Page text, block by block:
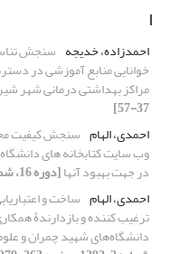
ا
احمدزاده، خدیجه سنجش
خوانایی منابع آموزشی در
مراکز بهداشتی درمانی شهر
37-57]
احمدی، الهام سنجش کیفیت
وب سایت کتابخانه های دانشگاه
در جهت بهبود آنها[دوره 16، شماره 3، 1392، صفحه 175-197]
احمدی، الهام ساخت و
ترغیب کننده و بازدارندۀ
دانشگاه‌های شهید چمران و